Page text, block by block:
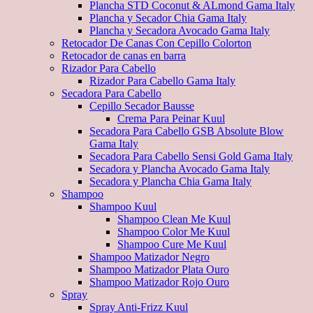
Plancha STD Coconut & ALmond Gama Italy
Plancha y Secador Chia Gama Italy
Plancha y Secadora Avocado Gama Italy
Retocador De Canas Con Cepillo Colorton
Retocador de canas en barra
Rizador Para Cabello
Rizador Para Cabello Gama Italy
Secadora Para Cabello
Cepillo Secador Bausse
Crema Para Peinar Kuul
Secadora Para Cabello GSB Absolute Blow
Gama Italy
Secadora Para Cabello Sensi Gold Gama Italy
Secadora y Plancha Avocado Gama Italy
Secadora y Plancha Chia Gama Italy
Shampoo
Shampoo Kuul
Shampoo Clean Me Kuul
Shampoo Color Me Kuul
Shampoo Cure Me Kuul
Shampoo Matizador Negro
Shampoo Matizador Plata Ouro
Shampoo Matizador Rojo Ouro
Spray
Spray Anti-Frizz Kuul